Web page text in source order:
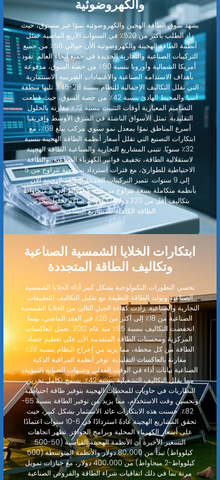
والكهروضوئية
يشهد سوق الطاقة الهجين والكهروضوئية نموًا غير مسبوق، حيث
زاد الطلب بأكثر من 520٪ في السنوات الأربع الماضية. تمثل
أنظمة الطاقة الهجينة والكهروضوئية الآن حوالي 58٪ من جميع
التركيبات الصناعية والتجارية الجديدة في جميع أنحاء العالم. تقود
أمريكا الشمالية وأوروبا بنسبة 60٪ من حصة السوق، مدفوعة
بأهداف الاستدامة الصناعية والاعتمادات الضريبية الاستثمارية
التي تقلل التكاليف الإجمالية للنظام بنسبة 28-45٪. تليها منطقة
آسيا والمحيط الهادئ بنسبة 42٪ من حصة السوق، حيث قطعت
التصاميم المعيارية أوقات التثبيت بنسبة 72٪ مقارنة بالحلول
التقليدية. تمثل الأسواق الناشئة في الشرق الأوسط وإفريقيا
أسرع المناطق نموًا بمعدل نمو سنوي مركب يبلغ 68٪، مع
ابتكارات التصنيع التي تقلل أسعار أنظمة الطاقة الهجينة بنسبة
32٪ سنويًا. تتبنى المشاريع التجارية والصناعية الطاقة الهجينة
لاستقلالية الطاقة، تخفيف فواتير الكهرباء الصناعية، والطاقة
الاحتياطية للطوارئ، مع فترات استرداد نموذجية تتراوح من 5
إلى 9 سنوات. تتميز التركيبات الحديثة للطاقة الهجينة الآن
بأنظمة متكاملة بسعة تتراوح من 100 كيلوواط إلى 5 ميجاواط
بتكاليف أقل من 320 دولارًا/كيلوواط ساعة لحلول تخزين
الطاقة الكاملة للمشاريع الصناعية.
ابتكارات الخلايا الشمسية الصناعية
وتكاليف الطاقة المتجددة
تحسن التطورات التكنولوجية بشكل كبير أداء الخلايا الشمسية
الصناعية وتوليد الطاقة النظيفة مع تقليل التكاليف للتطبيقات
التجارية والصناعية. زادت كفاءة الجيل التالي من الخلايا الشمسية
الصناعية من 18٪ إلى أكثر من 26٪ في العقد الماضي، بينما
انخفضت التكاليف بنسبة 85٪ منذ عام 2012. تعمل العاكسات
المركزية ومحسنات الطاقة المتقدمة الآن على تعظيم حصاد
الطاقة من كل محطة، مما يزيد من إخراج النظام بنسبة 38٪
مقارنة بالعاكسات التقليدية. توفر أنظمة المراقبة الذكية
الصناعية بيانات أداء في الوقت الفعلي وتنبيهات الصيانة التنبؤية،
مما يقلل التكاليف التشغيلية بنسبة 42٪. يسمح تكامل تخزين
البطاريات في حاويات للمحطات الهجينة بتوفير طاقة احتياطية
وتحسين وقت الاستخدام، مما يزيد من توفير الطاقة بنسبة 65-
82٪. حسنت هذه الابتكارات عائد الاستثمار بشكل كبير، حيث
تحقق المشاريع الهجينة عادةً استردادًا في 6-10 سنوات اعتمادًا
على أسعار الكهرباء المحلية وبرامج الحوافز. تظهر اتجاهات
التسعير الأخيرة أن الأنظمة الهجينة القياسية (50-500
كيلوواط) تبدأ من 80،000 دولار والأنظمة المتوسطة (500
كيلوواط-2 ميجاواط) من 400،000 دولار، مع خيارات تمويل
مرنة بما في ذلك اتفاقيات شراء الطاقة والقروض الصناعية